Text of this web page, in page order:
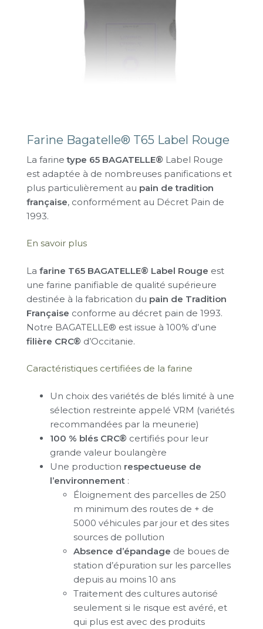
Farine Bagatelle® T65 Label Rouge
La farinetype 65 BAGATELLE® Label Rouge
est adaptée à de nombreuses panifications et
plus particulièrement au pain de tradition
française, conformément au Décret Pain de
1993.
En savoir plus
La farine T65 BAGATELLE® Label Rouge est
une farine panifiable de qualité supérieure
destinée à la fabrication du pain de Tradition
Française conforme au décret pain de 1993.
Notre BAGATELLE® est issue à 100% d’une
filière CRC® d’Occitanie.
Caractéristiques certifiées de la farine
Un choix des variétés de blés limité à une
sélection restreinte appelé VRM (variétés
recommandées par la meunerie)
100 % blés CRC® certifiés pour leur
grande valeur boulangère
Une production respectueuse de
l’environnement :
Éloignement des parcelles de 250
m minimum des routes de + de
5000 véhicules par jour et des sites
sources de pollution
Absence d’épandage de boues de
station d’épuration sur les parcelles
depuis au moins 10 ans
Traitement des cultures autorisé
seulement si le risque est avéré, et
qui plus est avec des produits